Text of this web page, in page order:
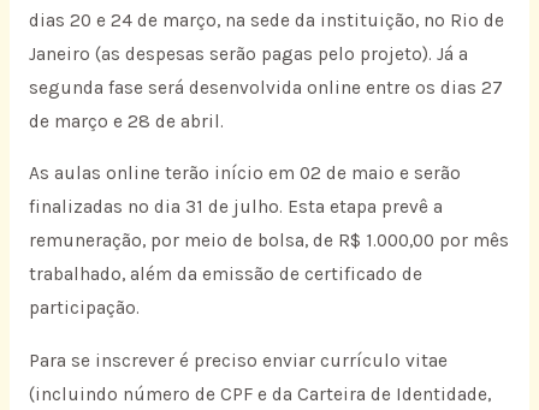
dias 20 e 24 de março, na sede da instituição, no Rio de
Janeiro (as despesas serão pagas pelo projeto). Já a
segunda fase será desenvolvida online entre os dias 27
de março e 28 de abril.
As aulas online terão início em 02 de maio e serão
finalizadas no dia 31 de julho. Esta etapa prevê a
remuneração, por meio de bolsa, de R$ 1.000,00 por mês
trabalhado, além da emissão de certificado de
participação.
Para se inscrever é preciso enviar currículo vitae
(incluindo número de CPF e da Carteira de Identidade,